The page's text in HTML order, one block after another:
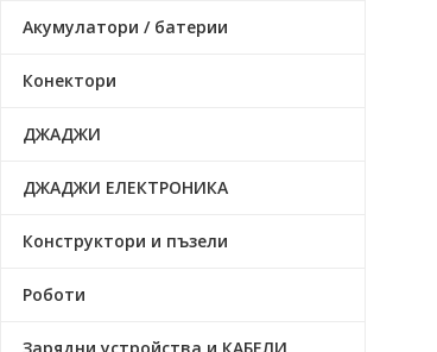
Акумулатори / батерии
Конектори
ДЖАДЖИ
ДЖАДЖИ ЕЛЕКТРОНИКА
Конструктори и пъзели
Роботи